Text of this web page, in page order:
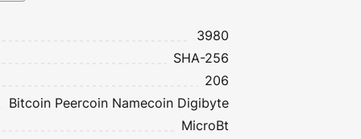
3980
SHA-256
206
Bitcoin Peercoin Namecoin Digibyte
MicroBt